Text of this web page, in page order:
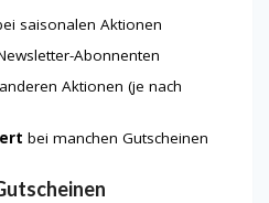
saisonalen Aktionen
Abonnenten
Aktionen (je nach
bei manchen Gutscheinen